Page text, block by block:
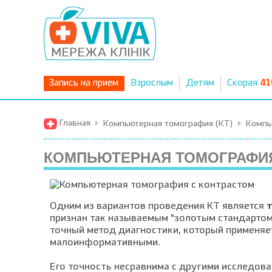
Запись на прием Взрослым Детям Скорая
Главная Компьютерная томография (КТ)
КОМПЬЮТЕРНАЯ
Одним из вариантов проведения КТ является
признан так называемым "золотым
точный метод диагностики, который
малоинформативными.
Его точность несравнима с другими